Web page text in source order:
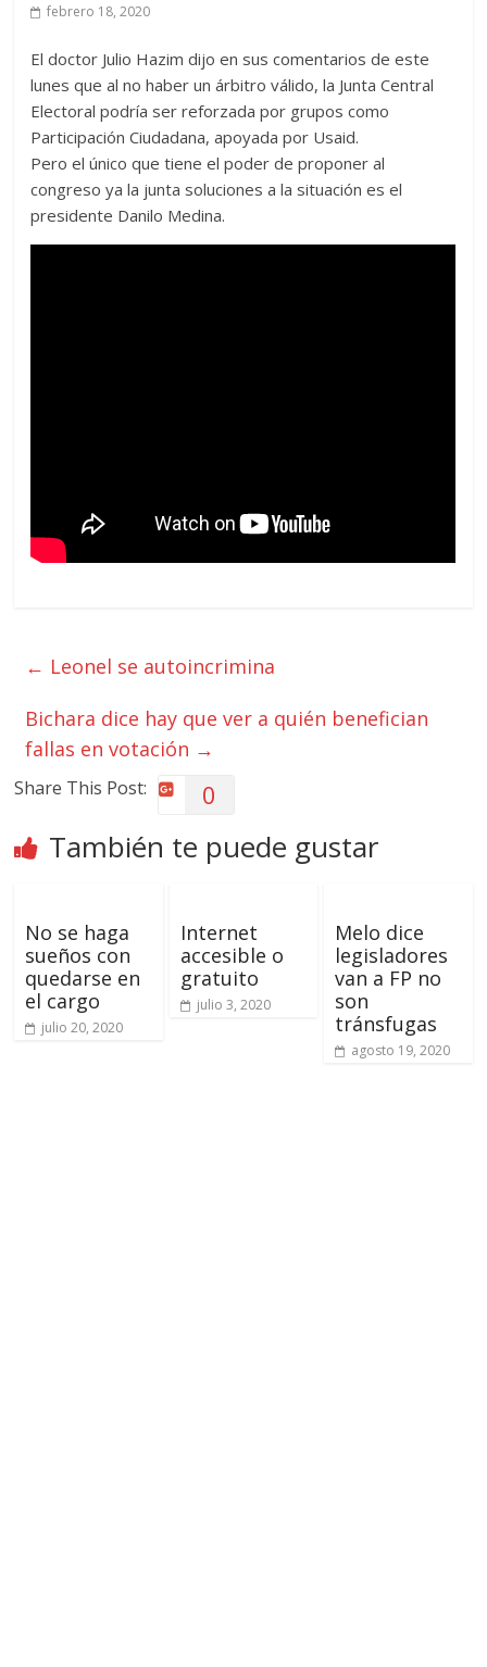
febrero 18, 2020
El doctor Julio Hazim dijo en sus comentarios de este
lunes que al no haber un árbitro válido, la Junta Central
Electoral podría ser reforzada por grupos como
Participación Ciudadana, apoyada por Usaid.
Pero el único que tiene el poder de proponer al
congreso ya la junta soluciones a la situación es el
presidente Danilo Medina.
← Leonel se autoincrimina
Bichara dice hay que ver a quién benefician
fallas en votación →
Share This Post: 0
También te puede gustar
No se haga
sueños con
quedarse en
el cargo
julio 20, 2020
Internet
accesible o
gratuito
julio 3, 2020
Melo dice
legisladores
van a FP no
son
tránsfugas
agosto 19, 2020